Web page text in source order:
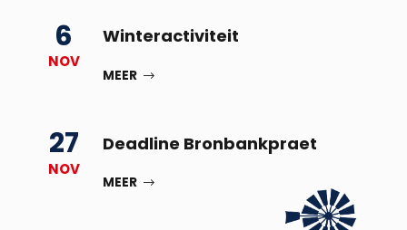
6
NOV
Winteractiviteit
MEER
27
NOV
Deadline Bronbankpraet
MEER